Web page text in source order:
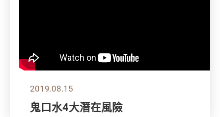
2019.08.15
鬼口水4大潛在風險